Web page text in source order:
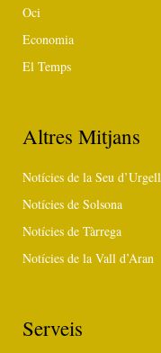
Oci
Economia
El Temps
Altres Mitjans
Notícies de la Seu d’Urgell
Notícies de Solsona
Notícies de Tàrrega
Notícies de la Vall d’Aran
Serveis